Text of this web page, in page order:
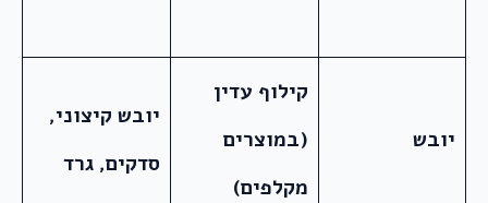
יובש
קילוף עדין
(במוצרים
מקלפים)
יובש קיצוני,
סדקים, גרד